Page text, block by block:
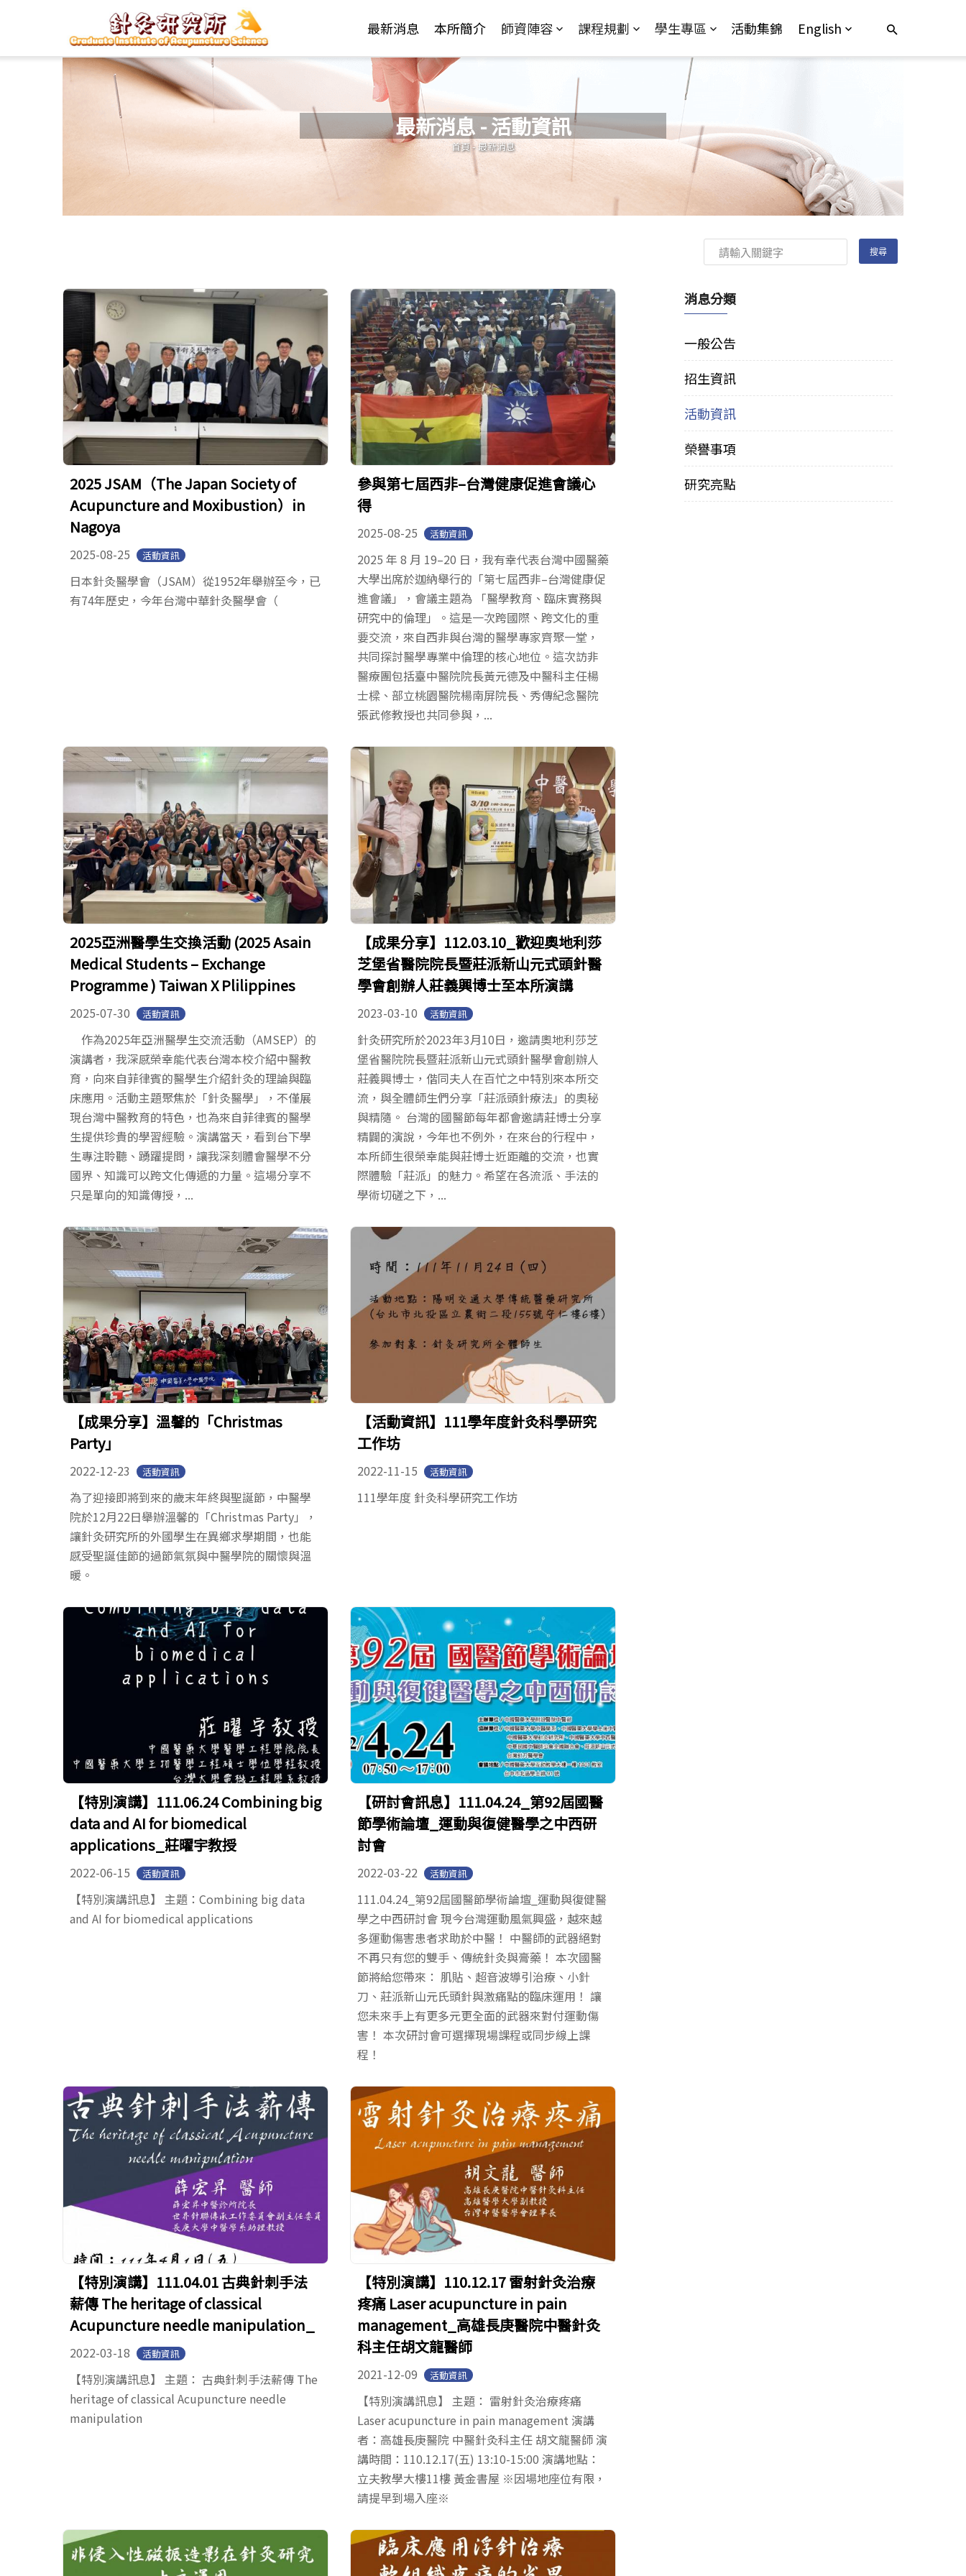
最新消息 本所簡介 師資陣容 課程規劃 學生專區 活動集錦 English
最新消息 - 活動資訊
您在這裡
首頁-最新消息
2025 JSAM（The Japan Society of
Acupuncture and Moxibustion）in
Nagoya
2025-08-25 活動資訊
日本針灸醫學會（JSAM）從1952年舉辦至今，已
有74年歷史，今年台灣中華針灸醫學會（
參與第七屆西非–台灣健康促進會議心
得
2025-08-25 活動資訊
2025 年 8 月 19–20 日，我有幸代表台灣中國醫藥
大學出席於迦納舉行的「第七屆西非–台灣健康促
進會議」，會議主題為 「醫學教育、臨床實務與
研究中的倫理」。這是一次跨國際、跨文化的重
要交流，來自西非與台灣的醫學專家齊聚一堂，
共同探討醫學專業中倫理的核心地位。這次訪非
醫療團包括臺中醫院院長黃元德及中醫科主任楊
士樑、部立桃園醫院楊南屏院長、秀傳紀念醫院
張武修教授也共同參與，...
2025亞洲醫學生交換活動 (2025 Asain
Medical Students – Exchange
Programme ) Taiwan X Plilippines
2025-07-30 活動資訊
作為2025年亞洲醫學生交流活動（AMSEP）的
演講者，我深感榮幸能代表台灣本校介紹中醫教
育，向來自菲律賓的醫學生介紹針灸的理論與臨
床應用。活動主題聚焦於「針灸醫學」，不僅展
現台灣中醫教育的特色，也為來自菲律賓的醫學
生提供珍貴的學習經驗。演講當天，看到台下學
生專注聆聽、踴躍提問，讓我深刻體會醫學不分
國界、知識可以跨文化傳遞的力量。這場分享不
只是單向的知識傳授，...
【成果分享】112.03.10_歡迎奧地利莎
芝堡省醫院院長暨莊派新山元式頭針醫
學會創辦人莊義興博士至本所演講
2023-03-10 活動資訊
針灸研究所於2023年3月10日，邀請奧地利莎芝
堡省醫院院長暨莊派新山元式頭針醫學會創辦人
莊義興博士，偕同夫人在百忙之中特別來本所交
流，與全體師生們分享「莊派頭針療法」的奧秘
與精隨。 台灣的國醫節每年都會邀請莊博士分享
精闢的演說，今年也不例外，在來台的行程中，
本所師生很榮幸能與莊博士近距離的交流，也實
際體驗「莊派」的魅力。希望在各流派、手法的
學術切磋之下，...
【成果分享】溫馨的「Christmas
Party」
2022-12-23 活動資訊
為了迎接即將到來的歲末年終與聖誕節，中醫學
院於12月22日舉辦溫馨的「Christmas Party」，
讓針灸研究所的外國學生在異鄉求學期間，也能
感受聖誕佳節的過節氣氛與中醫學院的關懷與溫
暖。
【活動資訊】111學年度針灸科學研究
工作坊
2022-11-15 活動資訊
111學年度 針灸科學研究工作坊
【特別演講】111.06.24 Combining big
data and AI for biomedical
applications_莊曜宇教授
2022-06-15 活動資訊
【特別演講訊息】 主題：Combining big data
and AI for biomedical applications
【研討會訊息】111.04.24_第92屆國醫
節學術論壇_運動與復健醫學之中西研
討會
2022-03-22 活動資訊
111.04.24_第92屆國醫節學術論壇_運動與復健醫
學之中西研討會 現今台灣運動風氣興盛，越來越
多運動傷害患者求助於中醫！ 中醫師的武器絕對
不再只有您的雙手、傳統針灸與膏藥！ 本次國醫
節將給您帶來： 肌貼、超音波導引治療、小針
刀、莊派新山元氏頭針與激痛點的臨床運用！ 讓
您未來手上有更多元更全面的武器來對付運動傷
害！ 本次研討會可選擇現場課程或同步線上課
程！
【特別演講】111.04.01 古典針刺手法
薪傳 The heritage of classical
Acupuncture needle manipulation_
2022-03-18 活動資訊
【特別演講訊息】 主題： 古典針刺手法薪傳 The
heritage of classical Acupuncture needle
manipulation
【特別演講】110.12.17 雷射針灸治療
疼痛 Laser acupuncture in pain
management_高雄長庚醫院中醫針灸
科主任胡文龍醫師
2021-12-09 活動資訊
【特別演講訊息】 主題： 雷射針灸治療疼痛
Laser acupuncture in pain management 演講
者：高雄長庚醫院 中醫針灸科主任 胡文龍醫師 演
講時間：110.12.17(五) 13:10-15:00 演講地點：
立夫教學大樓11樓 黃金書屋 ※因場地座位有限，
請提早到場入座※
消息分類
一般公告
招生資訊
活動資訊
榮譽事項
研究亮點